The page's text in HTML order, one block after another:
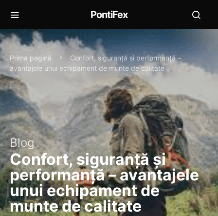
PontiFex
Prima pagină
Confort, siguranță și performanță –
avantajele unui echipament de munte de calitate
Blog
Confort, siguranță și
performanță – avantajele
unui echipament de
munte de calitate